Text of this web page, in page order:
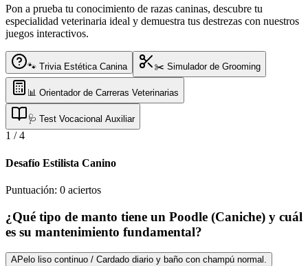
Pon a prueba tu conocimiento de razas caninas, descubre tu
especialidad veterinaria ideal y demuestra tus destrezas con nuestros
juegos interactivos.
🐾 Trivia Estética Canina ✂️ Simulador de Grooming
📊 Orientador de Carreras Veterinarias
🩺 Test Vocacional Auxiliar
1 /4
Desafío Estilista Canino
Puntuación: 0 aciertos
¿Qué tipo de manto tiene un Poodle (Caniche) y cuál
es su mantenimiento fundamental?
APelo liso continuo / Cardado diario y baño con champú normal.